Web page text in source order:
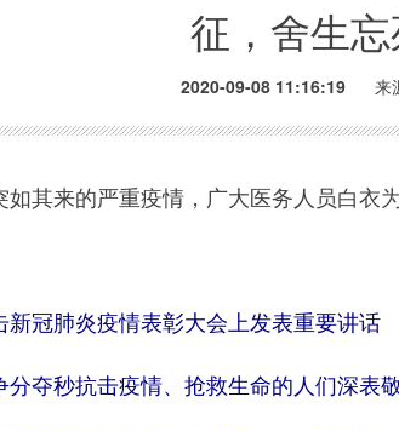
征，舍生
2020-09-08 11:16:19 来
其来的严重疫情，广大医务人员白衣
新冠肺炎疫情表彰大会上发表重要讲话
分夺秒抗击疫情、抢救生命的人们深